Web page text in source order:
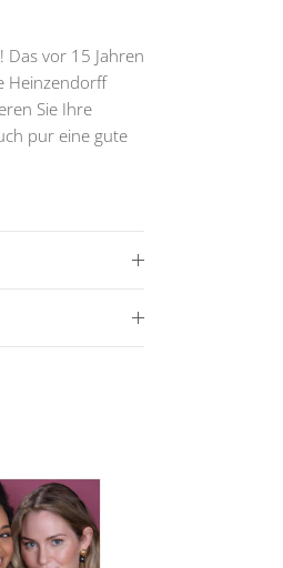
Das vor 15 Jahren
Heinzendorff
Sie Ihre
pur eine gute